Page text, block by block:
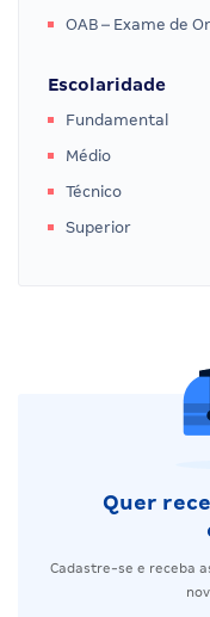
OAB – Exame de
Escolaridade
Fundamental
Médio
Técnico
Superior
Quer
Cadastre-se e receba